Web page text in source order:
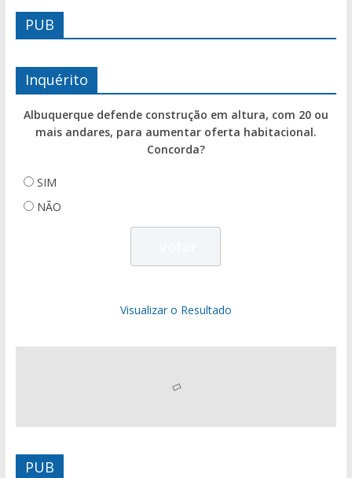
PUB
Inquérito
Albuquerque defende construção em altura, com 20 ou
mais andares, para aumentar oferta habitacional.
Concorda?
SIM
NÃO
Visualizar o Resultado
PUB